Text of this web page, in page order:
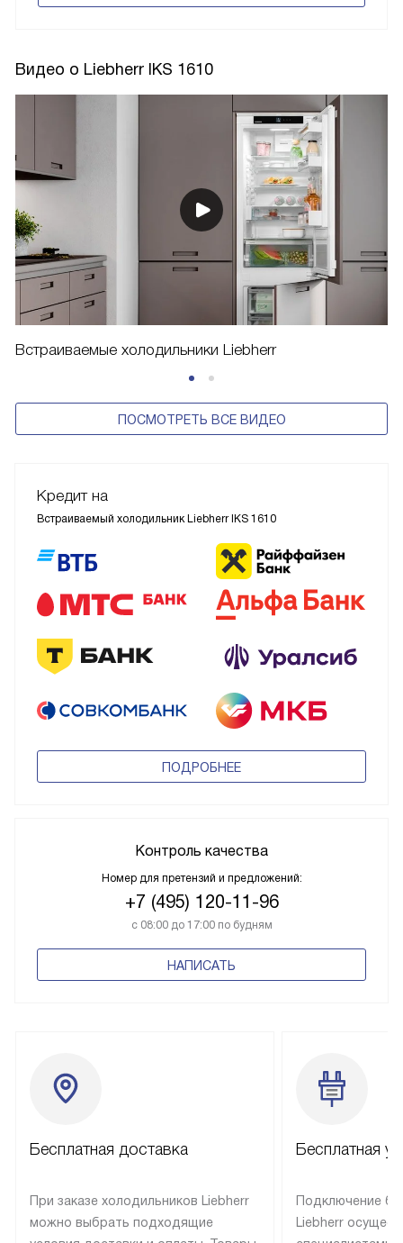
Видео о Liebherr IKS 1610
Встраиваемые холодильники Liebherr
ПОСМОТРЕТЬ ВСЕ ВИДЕО
Кредит на
Встраиваемый холодильник Liebherr IKS 1610
ПОДРОБНЕЕ
Контроль качества
Номер для претензий и предложений:
+7 (495) 120-11-96
с 08:00 до 17:00 по будням
НАПИСАТЬ
Бесплатная доставка
При заказе холодильников Liebherr
можно выбрать подходящие
Бесплатная
Подключение
Liebherr